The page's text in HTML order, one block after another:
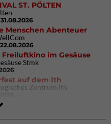
ST. PÖLTEN
31.08.2026
Menschen Abenteuer
im Gesäuse
Stmk
auf dem Ith
Zentrum Ith
2026
Süd (Thalkirchen)